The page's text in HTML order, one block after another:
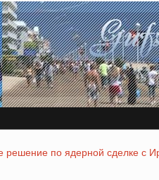
решение по ядерной сделке с